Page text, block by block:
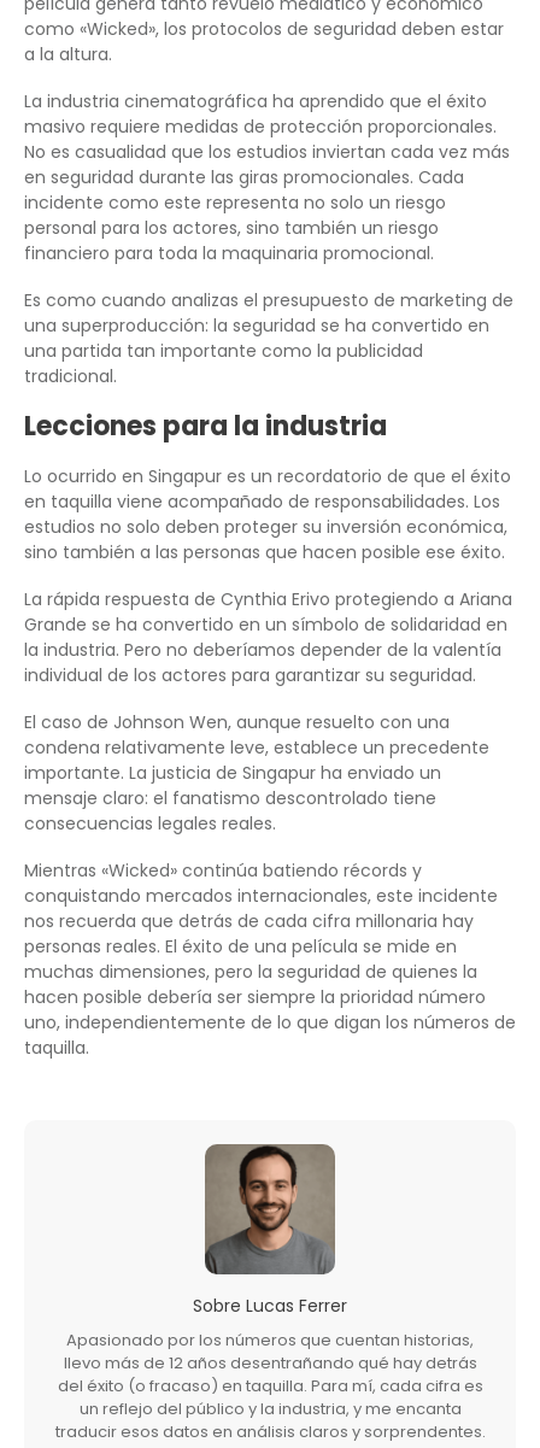
como «Wicked», los protocolos de seguridad deben estar
a la altura.
La industria cinematográfica ha aprendido que el éxito
masivo requiere medidas de protección proporcionales.
No es casualidad que los estudios inviertan cada vez más
en seguridad durante las giras promocionales. Cada
incidente como este representa no solo un riesgo
personal para los actores, sino también un riesgo
financiero para toda la maquinaria promocional.
Es como cuando analizas el presupuesto de marketing de
una superproducción: la seguridad se ha convertido en
una partida tan importante como la publicidad
tradicional.
Lecciones para la industria
Lo ocurrido en Singapur es un recordatorio de que el éxito
en taquilla viene acompañado de responsabilidades. Los
estudios no solo deben proteger su inversión económica,
sino también a las personas que hacen posible ese éxito.
La rápida respuesta de Cynthia Erivo protegiendo a Ariana
Grande se ha convertido en un símbolo de solidaridad en
la industria. Pero no deberíamos depender de la valentía
individual de los actores para garantizar su seguridad.
El caso de Johnson Wen, aunque resuelto con una
condena relativamente leve, establece un precedente
importante. La justicia de Singapur ha enviado un
mensaje claro: el fanatismo descontrolado tiene
consecuencias legales reales.
Mientras «Wicked» continúa batiendo récords y
conquistando mercados internacionales, este incidente
nos recuerda que detrás de cada cifra millonaria hay
personas reales. El éxito de una película se mide en
muchas dimensiones, pero la seguridad de quienes la
hacen posible debería ser siempre la prioridad número
uno, independientemente de lo que digan los números de
taquilla.
Sobre Lucas Ferrer
Apasionado por los números que cuentan historias,
llevo más de 12 años desentrañando qué hay detrás
del éxito (o fracaso) en taquilla. Para mí, cada cifra es
un reflejo del público y la industria, y me encanta
traducir esos datos en análisis claros y sorprendentes.